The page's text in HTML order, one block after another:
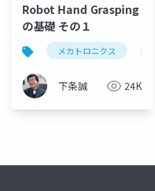
Robot Hand Grasping
の基礎 その１
メカトロニクス
下条誠 24K